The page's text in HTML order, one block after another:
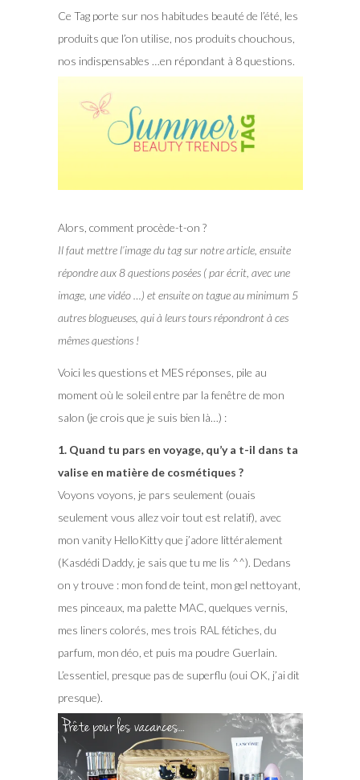
Ce Tag porte sur nos habitudes beauté de l’été, les
produits que l’on utilise, nos produits chouchous,
nos indispensables …en répondant à 8 questions.
Alors, comment procède-t-on ?
Il faut mettre l’image du tag sur notre article, ensuite
répondre aux 8 questions posées ( par écrit, avec une
image, une vidéo …) et ensuite on tague au minimum 5
autres blogueuses, qui à leurs tours répondront à ces
mêmes questions !
Voici les questions et MES réponses, pile au
moment où le soleil entre par la fenêtre de mon
salon (je crois que je suis bien là…) :
1. Quand tu pars en voyage, qu’y a t-il dans ta
valise en matière de cosmétiques ?
Voyons voyons, je pars seulement (ouais
seulement vous allez voir tout est relatif), avec
mon vanity HelloKitty que j’adore littéralement
(Kasdédi Daddy, je sais que tu me lis ^^). Dedans
on y trouve : mon fond de teint, mon gel nettoyant,
mes pinceaux, ma palette MAC, quelques vernis,
mes liners colorés, mes trois RAL fétiches, du
parfum, mon déo, et puis ma poudre Guerlain.
L’essentiel, presque pas de superflu (oui OK, j’ai dit
presque).